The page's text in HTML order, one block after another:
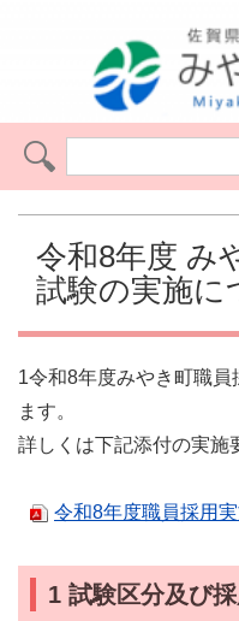
令和8年度 み
試験の実施に
1令和8年度みやき町職
ます。
詳しくは下記添付の実施
令和8年度職員採用
1 試験区分及び